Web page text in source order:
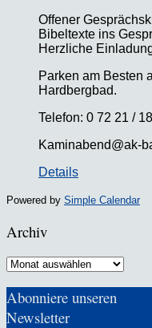
Offener
Bibeltexte ins
Herzliche
Parken am Besten
Hardbergbad.
Telefon: 0 72 21 /
Kaminabend@ak-
Details
Powered by Simple Calendar
Archiv
Archiv
Abonniere unseren
Newsletter